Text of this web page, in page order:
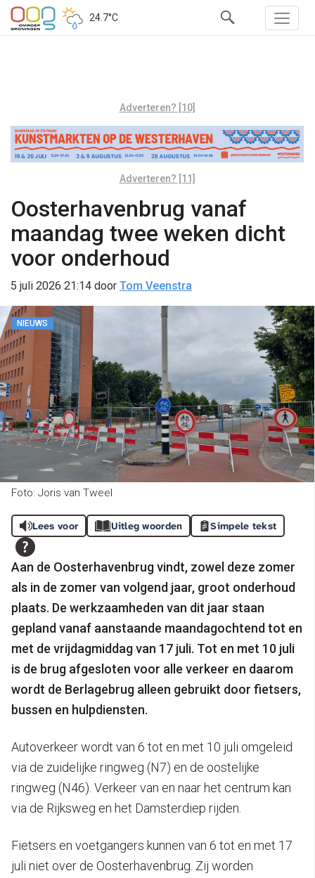
24.7°C
Adverteren? [10]
Adverteren? [11]
Oosterhavenbrug vanaf
maandag twee weken dicht
voor onderhoud
5 juli 2026 21:14 door Tom Veenstra
NIEUWS
Foto: Joris van Tweel
Lees voor Uitleg woorden Simpele tekst
Aan de Oosterhavenbrug vindt, zowel deze zomer
als in de zomer van volgend jaar, groot onderhoud
plaats. De werkzaamheden van dit jaar staan
gepland vanaf aanstaande maandagochtend tot en
met de vrijdagmiddag van 17 juli. Tot en met 10 juli
is de brug afgesloten voor alle verkeer en daarom
wordt de Berlagebrug alleen gebruikt door fietsers,
bussen en hulpdiensten.
Autoverkeer wordt van 6 tot en met 10 juli omgeleid
via de zuidelijke ringweg (N7) en de oostelijke
ringweg (N46). Verkeer van en naar het centrum kan
via de Rijksweg en het Damsterdiep rijden.
Fietsers en voetgangers kunnen van 6 tot en met 17
juli niet over de Oosterhavenbrug. Zij worden